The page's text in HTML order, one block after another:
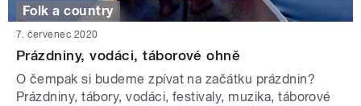
Folk a country
7. červenec 2020
Prázdniny, vodáci, táborové ohně
O čempak si budeme zpívat na začátku prázdnin?
Prázdniny, tábory, vodáci, festivaly, muzika, táborové